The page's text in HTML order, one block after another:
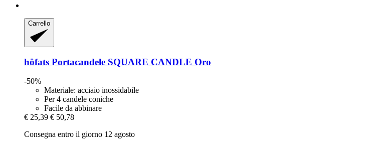
Carrello
höfats Portacandele SQUARE CANDLE Oro
-50%
Materiale: acciaio inossidabile
Per 4 candele coniche
Facile da abbinare
€ 25,39 € 50,78
Consegna entro il giorno 12 agosto